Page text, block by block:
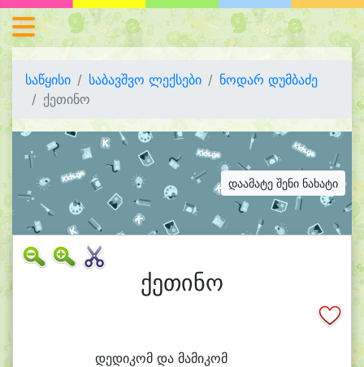
საწყისი საბავშვო ლექსები
ნოდარ დუმბაძე
ქეთინო
დაამატე შენი ნახატი
ქეთინო
დედიკომ და მამიკომ